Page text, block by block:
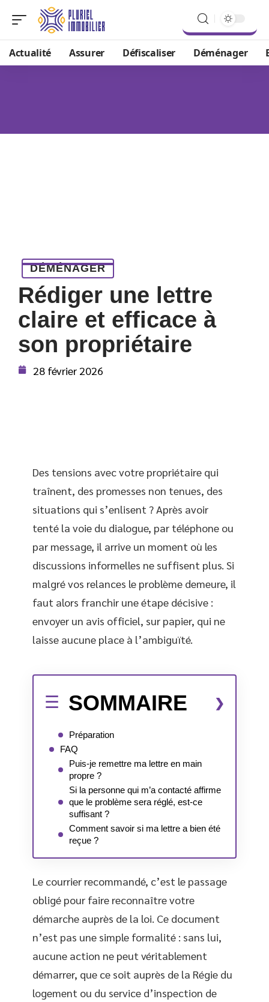
Actualité Assurer Défiscaliser Déménager
DÉMÉNAGER
Rédiger une lettre
claire et efficace à
son propriétaire
28 février 2026
Des tensions avec votre propriétaire qui
traînent, des promesses non tenues, des
situations qui s’enlisent ? Après avoir
tenté la voie du dialogue, par téléphone ou
par message, il arrive un moment où les
discussions informelles ne suffisent plus. Si
malgré vos relances le problème demeure, il
faut alors franchir une étape décisive :
envoyer un avis officiel, sur papier, qui ne
laisse aucune place à l’ambiguïté.
SOMMAIRE
Préparation
FAQ
Puis-je remettre ma lettre en main
propre ?
Si la personne qui m’a contacté affirme
que le problème sera réglé, est-ce
suffisant ?
Comment savoir si ma lettre a bien été
reçue ?
Le courrier recommandé, c’est le passage
obligé pour faire reconnaître votre
démarche auprès de la loi. Ce document
n’est pas une simple formalité : sans lui,
aucune action ne peut véritablement
démarrer, que ce soit auprès de la Régie du
logement ou du service d’inspection de